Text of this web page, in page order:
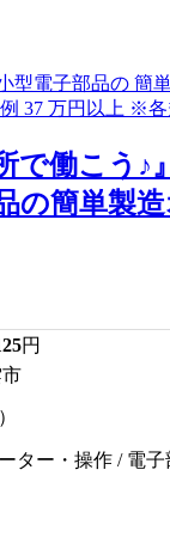
で働こう
の簡単製
円
ター・操作 / 電